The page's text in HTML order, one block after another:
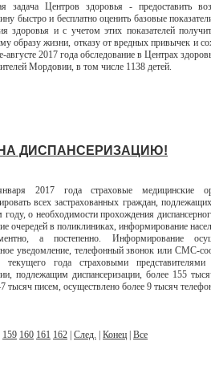
задача Центров здоровья - предоставить
быстро и бесплатно оценить базовые
здоровья и с учетом этих показателей
образу жизни, отказу от вредных привычек и
августе 2017 года обследование в Центрах
Мордовии, в том числе 1138 детей.
ДИСПАНСЕРИЗАЦИЮ!
2017 года страховые медицинские
всех застрахованных граждан,
году, о необходимости прохождения
очередей в поликлиниках, информирование
а постепенно. Информирование
уведомление, телефонный звонок или СМС-
текущего года страховыми
подлежащим диспансеризации, более 155
тысяч писем, осуществлено более 9 тысяч
159 160 161 162 След. Конец Все